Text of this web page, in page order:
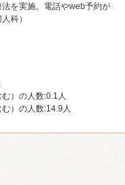
を実施。電話やweb予約が
科）
）の人数:0.1人
）の人数:14.9人